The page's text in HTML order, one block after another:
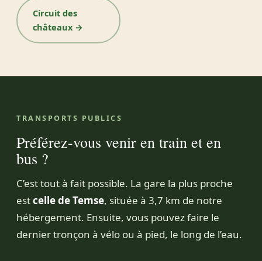
Circuit des
châteaux →
TRANSPORTS PUBLICS
Préférez-vous venir en train et en
bus ?
C’est tout à fait possible. La gare la plus proche
estcelle de Temse, située à 3,7 km de notre
hébergement. Ensuite, vous pouvez faire le
dernier tronçon à vélo ou à pied, le long de l’eau.